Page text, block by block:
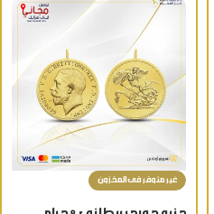
غير متوفر فى المخزون